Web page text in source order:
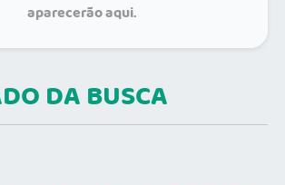
aparecerão aqui.
DA BUSCA